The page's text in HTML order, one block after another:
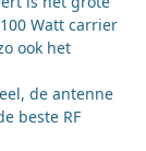
Watt carrier
ook het
de antenne
beste RF